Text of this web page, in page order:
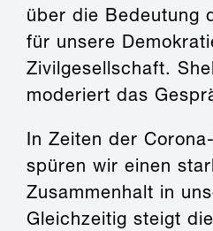
über die Bedeutung
für unsere
Zivilgesellschaft.
moderiert das
In Zeiten der
spüren wir einen
Zusammenhalt in
Gleichzeitig steigt